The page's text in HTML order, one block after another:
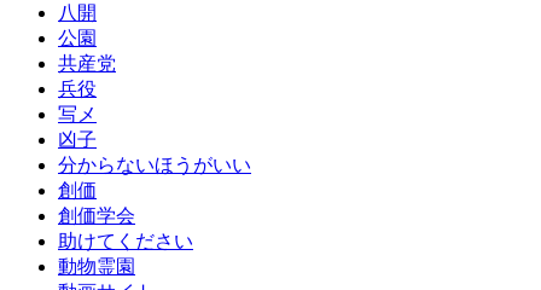
八開
公園
共産党
兵役
写メ
凶子
分からないほうがいい
創価
創価学会
助けてください
動物霊園